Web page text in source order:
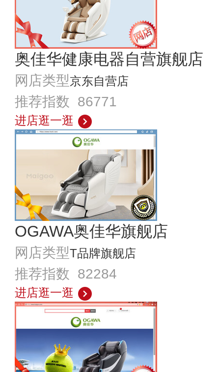
奥佳华健康电器自营旗舰店
网店类型京东自营店
推荐指数 86771
进店逛一逛
OGAWA奥佳华旗舰店
网店类型T品牌旗舰店
推荐指数 82284
进店逛一逛